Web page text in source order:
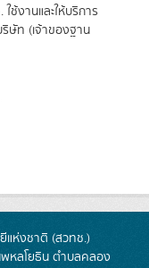
ช้งานและให้บริการ
ษัท (เจ้าของฐาน
แห่งชาติ (สวทช.)
หลโยธิน ตำบลคลอง